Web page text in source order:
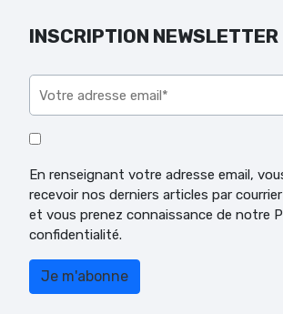
INSCRIPTION NEWSLETTER
En renseignant votre adresse email,
recevoir nos derniers articles par
et vous prenez connaissance de notre
confidentialité.